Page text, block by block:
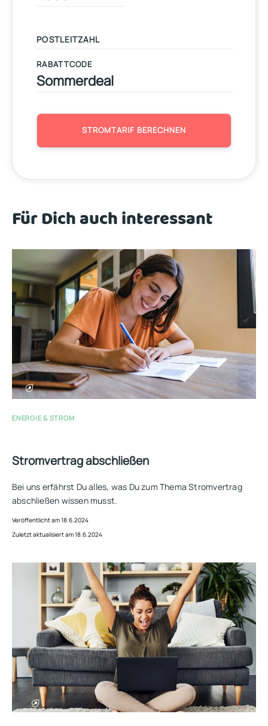
RABATTCODE
STROMTARIF BERECHNEN
Für Dich auch interessant
ENERGIE & STROM
Stromvertrag abschließen
Bei uns erfährst Du alles, was Du zum Thema Stromvertrag
abschließen wissen musst.
Veröffentlicht am 18.6.2024
Zuletzt aktualisiert am 18.6.2024